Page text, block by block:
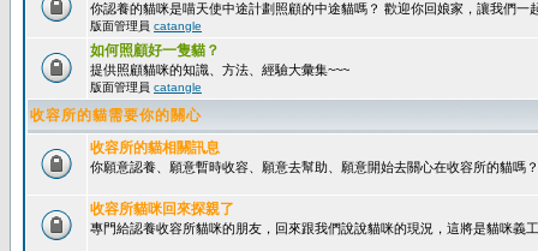
你認養的貓咪是喵天使中途計劃照顧的中途貓嗎？ 歡迎你回娘家，讓我們一
版面管理員 catangle
如何照顧好一隻貓？
提供照顧貓咪的知識、方法、經驗大彙集~~~
版面管理員 catangle
收容所的貓需要你的關心
收容所的貓相關訊息
你願意認養、願意暫時收容、願意去幫助、願意開始去關心在收容所的貓嗎？
收容所貓咪回來探親了
專門給認養收容所貓咪的朋友，回來跟我們說說貓咪的現況，這將是貓咪義